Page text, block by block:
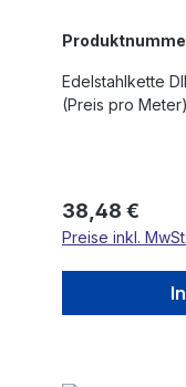
Edelstahlkette
(Preis pro Meter)
Regulärer
38,48 €
Preise inkl.